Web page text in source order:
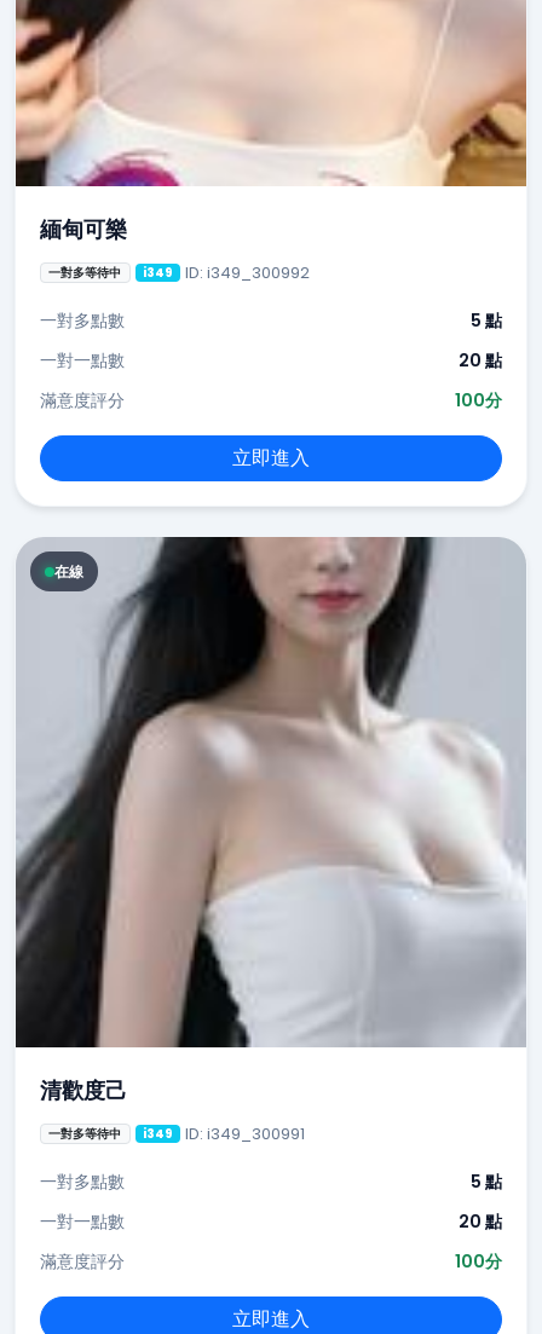
緬甸可樂
一對多等待中 i349 ID: i349_300992
一對多點數
5 點
一對一點數
20 點
滿意度評分
100分
立即進入
在線
清歡度己
一對多等待中 i349 ID: i349_300991
一對多點數
5 點
一對一點數
20 點
滿意度評分
100分
立即進入